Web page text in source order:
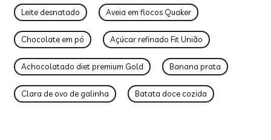
Leite desnatado Aveia em flocos Quaker
Chocolate em pó Açúcar refinado Fit União
Achocolatado diet premium Gold Banana prata
Clara de ovo de galinha Batata doce cozida